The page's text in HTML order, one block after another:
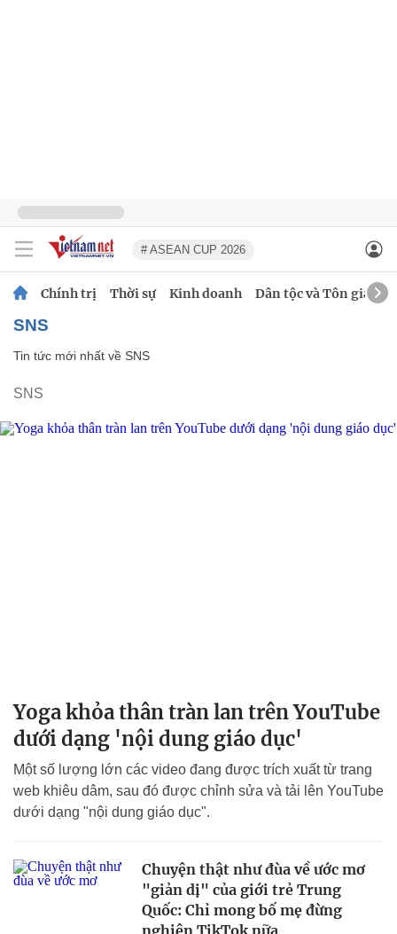
# ASEAN CUP 2026
Chính trị Thời sự Kinh doanh Dân tộc và Tôn giáo
SNS
Tin tức mới nhất về SNS
SNS
Yoga khỏa thân tràn lan trên YouTube
dưới dạng 'nội dung giáo dục'
Một số lượng lớn các video đang được trích xuất từ trang
web khiêu dâm, sau đó được chỉnh sửa và tải lên YouTube
dưới dạng "nội dung giáo dục".
Chuyện thật như đùa về ước mơ
"giản dị" của giới trẻ Trung
Quốc: Chỉ mong bố mẹ đừng
nghiện TikTok nữa